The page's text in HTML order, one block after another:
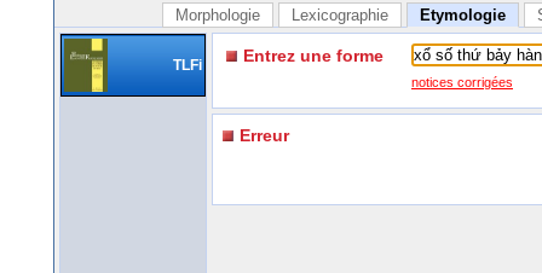
Morphologie Lexicographie Etymologie
TLFi Entrez une forme
notices corrigées
Erreur